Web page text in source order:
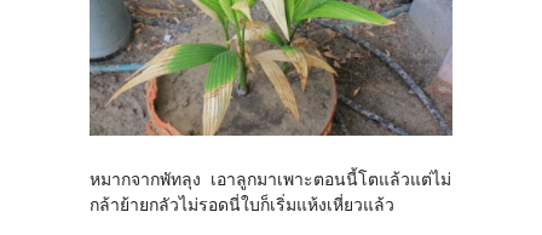
หมากจากพัทลุง เอาลูกมาเพาะตอนนี้โตแล้วแต่ไม่
กล้าย้ายกลัวไม่รอดนี่ใบก็เริ่มแห้งเหี่ยวแล้ว